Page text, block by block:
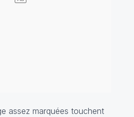
assez marquées touchent